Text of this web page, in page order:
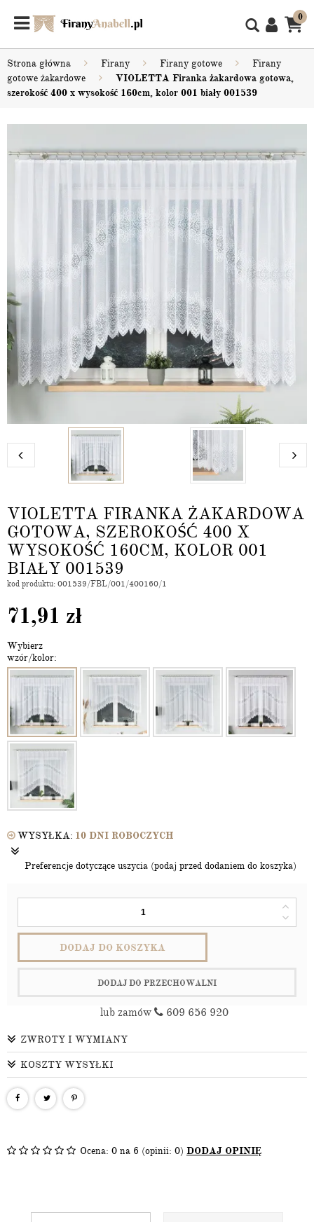
0
Strona główna Firany Firany gotowe
Firany
gotowe żakardowe
VIOLETTA Firanka żakardowa gotowa,
szerokość 400 x wysokość 160cm, kolor 001 biały 001539
VIOLETTA FIRANKA ŻAKARDOWA
GOTOWA, SZEROKOŚĆ 400 X
WYSOKOŚĆ 160CM, KOLOR 001
BIAŁY 001539
kod produktu: 001539/FBL/001/400160/1
71,91 zł
Wybierz
wzór/kolor:
WYSYŁKA: 10 DNI ROBOCZYCH
Preferencje dotyczące uszycia (podaj przed dodaniem do koszyka)
DODAJ DO KOSZYKA
DODAJ DO PRZECHOWALNI
lub zamów 609 656 920
ZWROTY I WYMIANY
KOSZTY WYSYŁKI
Ocena: 0 na 6 (opinii: 0) DODAJ OPINIĘ